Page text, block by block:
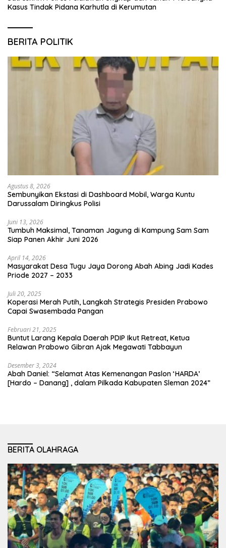
Kasus Tindak Pidana Karhutla di Kerumutan
BERITA POLITIK
Agustus 8, 2026
Sembunyikan Ekstasi di Dashboard Mobil, Warga Kuntu
Darussalam Diringkus Polisi
Juni 13, 2026
Tumbuh Maksimal, Tanaman Jagung di Kampung Sam Sam
Siap Panen Akhir Juni 2026
April 14, 2026
Masyarakat Desa Tugu Jaya Dorong Abah Abing Jadi Kades
Priode 2027 – 2033
Juli 20, 2025
Koperasi Merah Putih, Langkah Strategis Presiden Prabowo
Capai Swasembada Pangan
Februari 21, 2025
Buntut Larang Kepala Daerah PDIP Ikut Retreat, Ketua
Relawan Prabowo Gibran Ajak Megawati Tabbayun
Desember 3, 2024
Abah Daniel: “Selamat Atas Kemenangan Paslon ‘HARDA’
[Hardo – Danang] , dalam Pilkada Kabupaten Sleman 2024”
BERITA OLAHRAGA